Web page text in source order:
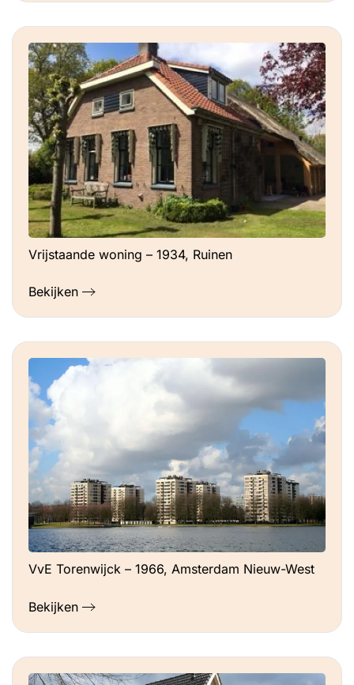
Vrijstaande woning – 1934, Ruinen
Bekijken
VvE Torenwijck – 1966, Amsterdam Nieuw-West
Bekijken